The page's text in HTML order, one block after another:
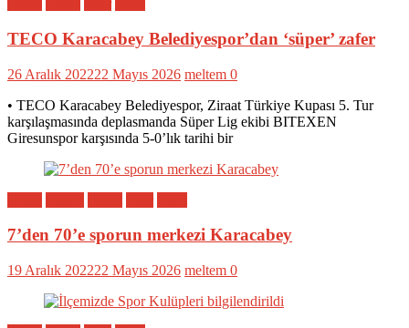
TECO Karacabey Belediyespor’dan ‘süper’ zafer
26 Aralık 202222 Mayıs 2026 meltem 0
• TECO Karacabey Belediyespor, Ziraat Türkiye Kupası 5. Tur
karşılaşmasında deplasmanda Süper Lig ekibi BITEXEN
Giresunspor karşısında 5-0’lık tarihi bir
7’den 70’e sporun merkezi Karacabey
19 Aralık 202222 Mayıs 2026 meltem 0